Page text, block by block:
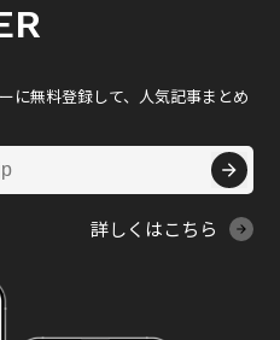
に無料登録して、人気記事まとめ
詳しくはこちら